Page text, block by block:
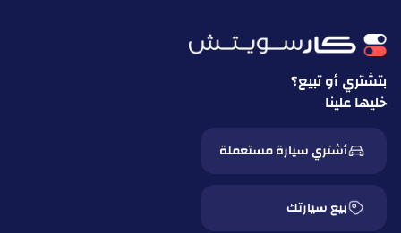
بتشتري أو تبيع؟
خليها علينا
أشتري سيارة مستعملة
بيع سيارتك